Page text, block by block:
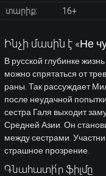
տարիք:
16+
Ինչի մասին է «Не
В русской глубинке
можно спрятаться от
раны. Так рассуждает
после неудачной
сестра Галя выходит
Средней Азии. Он
между сестрами.
страшное прозрение.
Գնահատի՛ր ֆիլմը